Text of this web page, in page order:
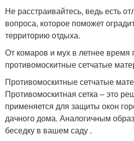
Не расстраивайтесь, ведь есть
вопроса, которое поможет
территорию отдыха.
От комаров и мух в летнее время
противомоскитные сетчатые
Противомоскитные сетчатые
Противомоскитная сетка – это
применяется для защиты окон
дачного дома. Аналогичным
беседку в вашем саду .